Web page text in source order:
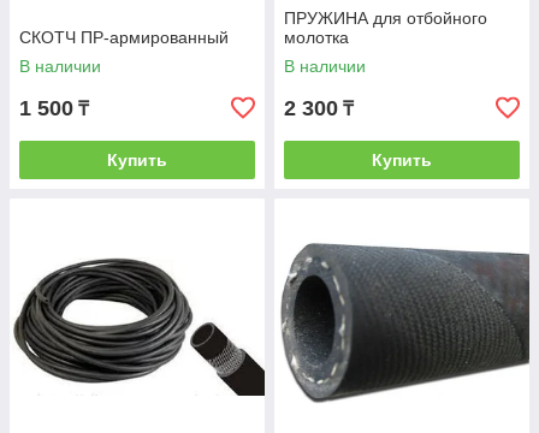
СКОТЧ ПР-армированный
В наличии
1 500 ₸
Купить
ПРУЖИНА для отбойного
молотка
В наличии
2 300 ₸
Купить